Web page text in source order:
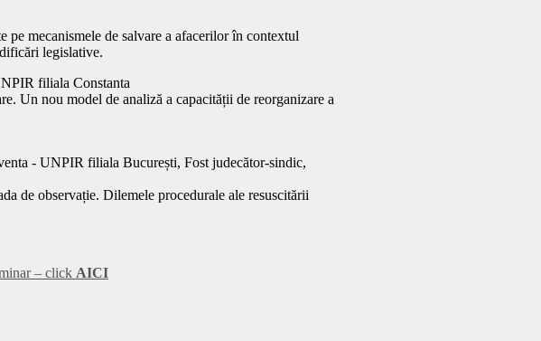
pe mecanismele de salvare a afacerilor în contextul
legislative.
filiala Constanta
Un nou model de analiză a capacității de reorganizare a
- UNPIR filiala București, Fost judecător-sindic,
de observație. Dilemele procedurale ale resuscitării
– click AICI